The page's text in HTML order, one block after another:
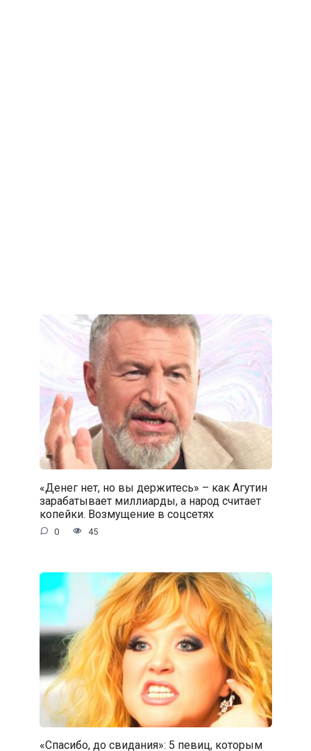
«Денег нет, но вы держитесь» – как Агутин
зарабатывает миллиарды, а народ считает
копейки. Возмущение в соцсетях
0 45
«Спасибо, до свидания»: 5 певиц, которым